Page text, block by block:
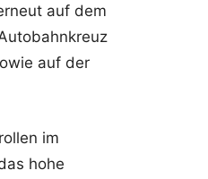
auf dem
auf der
im
hohe